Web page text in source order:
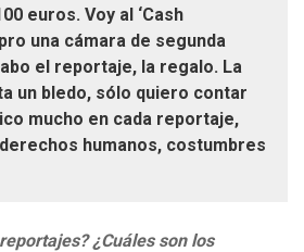
euros. Voy al ‘Cash
una cámara de segunda
el reportaje, la regalo. La
un bledo, sólo quiero contar
mucho en cada reportaje,
humanos, costumbres
¿Cuáles son los